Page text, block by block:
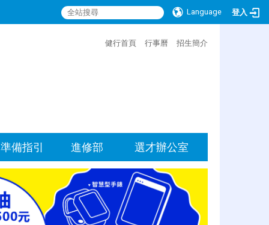
Language 登入
健行首頁 行事曆 招生簡介
準備指引 進修部 選才辦公室